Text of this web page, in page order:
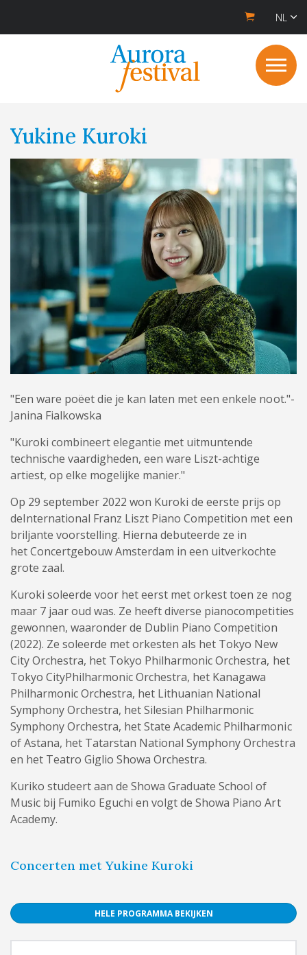
NL
Yukine Kuroki
"Een ware poëet die je kan laten met een enkele noot."-
Janina Fialkowska
"Kuroki combineert elegantie met uitmuntende
technische vaardigheden, een ware Liszt-achtige
artiest, op elke mogelijke manier."
Op 29 september 2022 won Kuroki de eerste prijs op
deInternational Franz Liszt Piano Competition met een
briljante voorstelling. Hierna debuteerde ze in
het Concertgebouw Amsterdam in een uitverkochte
grote zaal.
Kuroki soleerde voor het eerst met orkest toen ze nog
maar 7 jaar oud was. Ze heeft diverse pianocompetities
gewonnen, waaronder de Dublin Piano Competition
(2022). Ze soleerde met orkesten als het Tokyo New
City Orchestra, het Tokyo Philharmonic Orchestra, het
Tokyo CityPhilharmonic Orchestra, het Kanagawa
Philharmonic Orchestra, het Lithuanian National
Symphony Orchestra, het Silesian Philharmonic
Symphony Orchestra, het State Academic Philharmonic
of Astana, het Tatarstan National Symphony Orchestra
en het Teatro Giglio Showa Orchestra.
Kuriko studeert aan de Showa Graduate School of
Music bij Fumiko Eguchi en volgt de Showa Piano Art
Academy.
Concerten met Yukine Kuroki
HELE PROGRAMMA BEKIJKEN